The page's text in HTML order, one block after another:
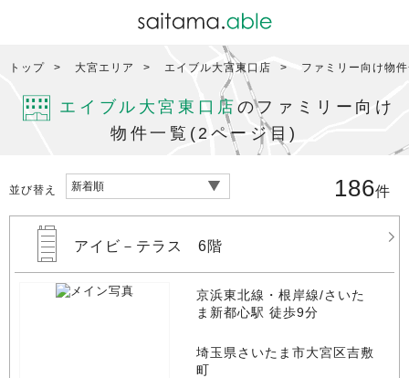
トップ 大宮エリア エイブル大宮東口店 ファミリー向け物
エイブル大宮東口店 のファミリー向け
物件一覧(2ページ目)
並び替え 186件
アイビ－テラス 6階
京浜東北線・根岸線/さいた
ま新都心駅 徒歩9分
埼玉県さいたま市大宮区吉敷
町